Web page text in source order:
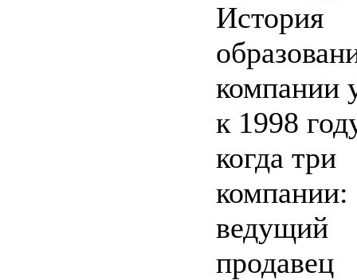
История
компании
к 1998
когда три
компании:
ведущий
продавец